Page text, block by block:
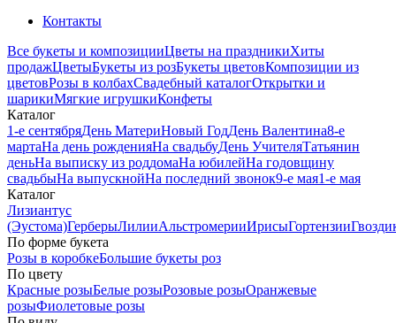
Контакты
Все букеты и композицииЦветы на праздникиХиты
продажЦветыБукеты из розБукеты цветовКомпозиции из
цветовРозы в колбахСвадебный каталогОткрытки и
шарикиМягкие игрушкиКонфеты
Каталог
1-е сентябряДень МатериНовый ГодДень Валентина8-е
мартаНа день рожденияНа свадьбуДень УчителяТатьянин
деньНа выписку из роддомаНа юбилейНа годовщину
свадьбыНа выпускнойНа последний звонок9-е мая1-е мая
Каталог
Лизиантус
(Эустома)ГерберыЛилииАльстромерииИрисыГортензии
По форме букета
Розы в коробкеБольшие букеты роз
По цвету
Красные розыБелые розыРозовые розыОранжевые
розыФиолетовые розы